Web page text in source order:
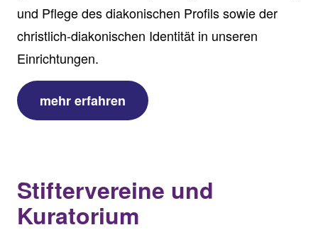
und Pflege des diakonischen Profils sowie der
christlich-diakonischen Identität in unseren
Einrichtungen.
mehr erfahren
Stiftervereine und
Kuratorium